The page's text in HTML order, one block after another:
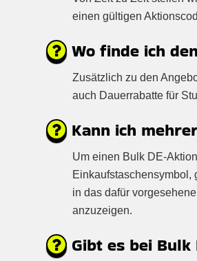
einen gültigen
Wo finde ich
Zusätzlich zu den
auch Dauerrabatte für
Kann ich
Um einen Bulk DE-
Einkaufstaschensymbol,
in das dafür
anzuzeigen.
Gibt es bei Bulk